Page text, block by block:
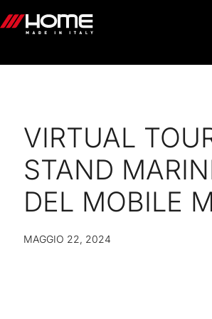
VIRTUAL
STAND
DEL MOBILE
MAGGIO 22, 2024